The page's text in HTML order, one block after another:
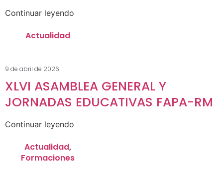
Continuar leyendo
Actualidad
9 de abril de 2026
XLVI ASAMBLEA GENERAL Y
JORNADAS EDUCATIVAS FAPA-RM
Continuar leyendo
Actualidad,
Formaciones